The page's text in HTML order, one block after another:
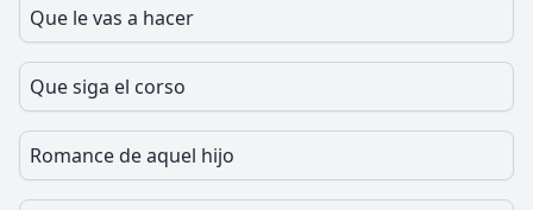
Que le vas a hacer
Que siga el corso
Romance de aquel hijo